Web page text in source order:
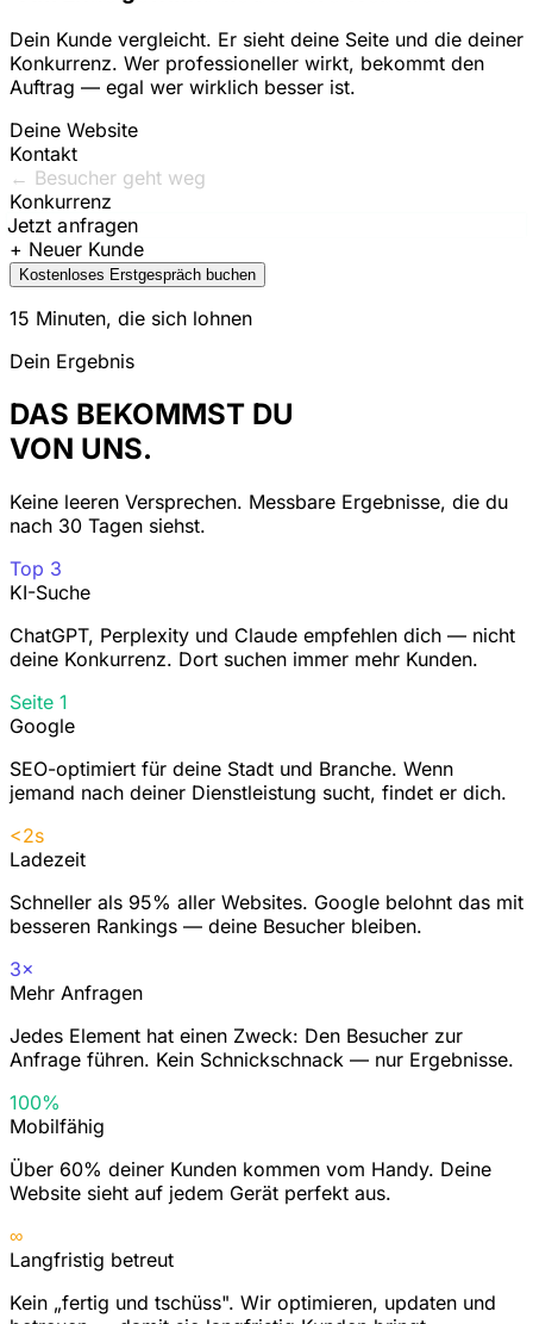
Dein Kunde vergleicht. Er sieht deine Seite und die deiner
Konkurrenz. Wer professioneller wirkt, bekommt den
Auftrag — egal wer wirklich besser ist.
Deine Website
Kontakt
← Besucher geht weg
Konkurrenz
Jetzt anfragen
Kostenloses Erstgespräch buchen
15 Minuten, die sich lohnen
Dein Ergebnis
DAS BEKOMMST DU
VON UNS.
Keine leeren Versprechen. Messbare Ergebnisse, die du
nach 30 Tagen siehst.
Top 3
KI-Suche
ChatGPT, Perplexity und Claude empfehlen dich — nicht
deine Konkurrenz. Dort suchen immer mehr Kunden.
Seite 1
Google
SEO-optimiert für deine Stadt und Branche. Wenn
jemand nach deiner Dienstleistung sucht, findet er dich.
<2s
Ladezeit
Schneller als 95% aller Websites. Google belohnt das mit
besseren Rankings — deine Besucher bleiben.
3×
Mehr Anfragen
Jedes Element hat einen Zweck: Den Besucher zur
Anfrage führen. Kein Schnickschnack — nur Ergebnisse.
100%
Mobilfähig
Über 60% deiner Kunden kommen vom Handy. Deine
Website sieht auf jedem Gerät perfekt aus.
∞
Langfristig betreut
Kein „fertig und tschüss". Wir optimieren, updaten und